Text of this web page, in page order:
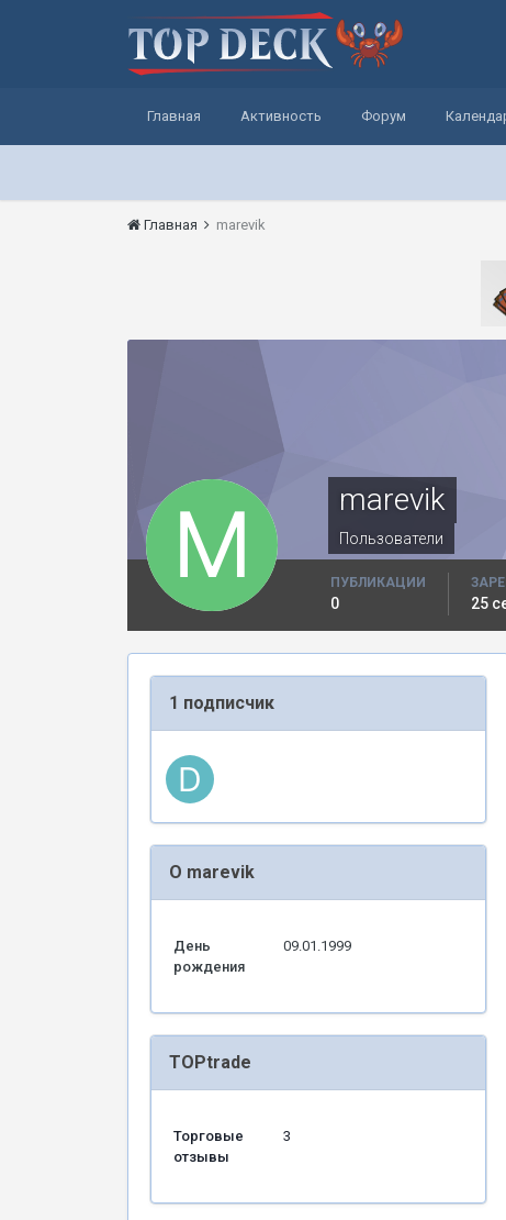
Главная Активность Форум
Главная marevik
marevik
Пользователи
ПУБЛИКАЦИИ
0 25
1 подписчик
О marevik
День
рождения
09.01.1999
TOPtrade
Торговые
отзывы
3